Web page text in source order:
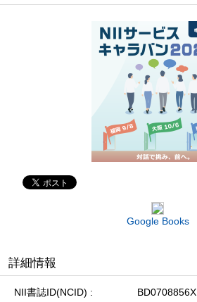
Google Books
詳細情報
NII書誌ID(NCID)
BD0708856X